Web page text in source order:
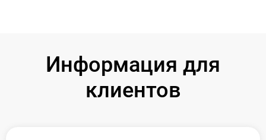
Информация для
клиентов